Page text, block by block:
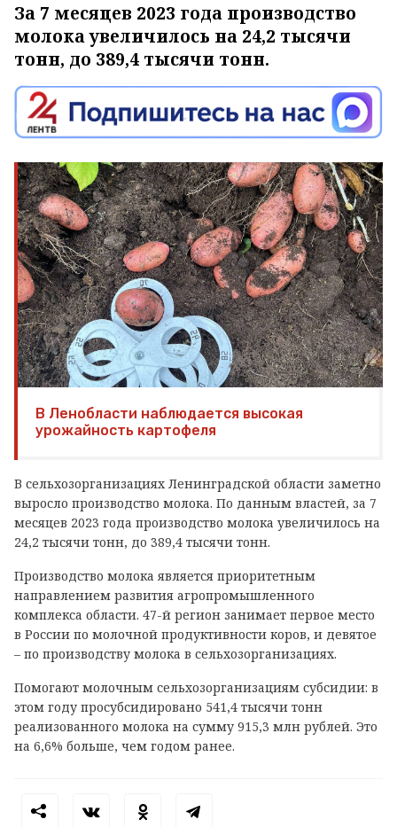
За 7 месяцев 2023 года производство
молока увеличилось на 24,2 тысячи
тонн, до 389,4 тысячи тонн.
В Ленобласти наблюдается высокая
урожайность картофеля
В сельхозорганизациях Ленинградской области заметно
выросло производство молока. По данным властей, за 7
месяцев 2023 года производство молока увеличилось на
24,2 тысячи тонн, до 389,4 тысячи тонн.
Производство молока является приоритетным
направлением развития агропромышленного
комплекса области. 47-й регион занимает первое место
в России по молочной продуктивности коров, и девятое
– по производству молока в сельхозорганизациях.
Помогают молочным сельхозорганизациям субсидии: в
этом году просубсидировано 541,4 тысячи тонн
реализованного молока на сумму 915,3 млн рублей. Это
на 6,6% больше, чем годом ранее.